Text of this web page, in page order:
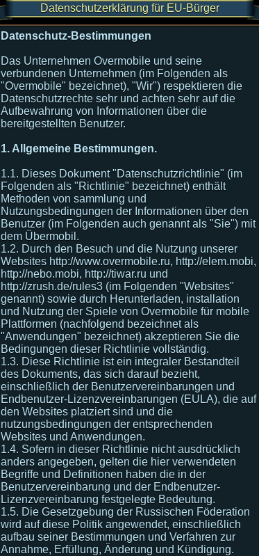
Datenschutzerklärung für EU-Bürger
Datenschutz-Bestimmungen
Das Unternehmen Overmobile und seine
verbundenen Unternehmen (im Folgenden als
"Overmobile" bezeichnet), "Wir") respektieren die
Datenschutzrechte sehr und achten sehr auf die
Aufbewahrung von Informationen über die
bereitgestellten Benutzer.
1. Allgemeine Bestimmungen.
1.1. Dieses Dokument "Datenschutzrichtlinie" (im
Folgenden als "Richtlinie" bezeichnet) enthält
Methoden von sammlung und
Nutzungsbedingungen der Informationen über den
Benutzer (im Folgenden auch genannt als "Sie") mit
dem Übermobil.
1.2. Durch den Besuch und die Nutzung unserer
Websites http://www.overmobile.ru, http://elem.mobi,
http://nebo.mobi, http://tiwar.ru und
http://zrush.de/rules3 (im Folgenden "Websites"
genannt) sowie durch Herunterladen, installation
und Nutzung der Spiele von Overmobile für mobile
Plattformen (nachfolgend bezeichnet als
"Anwendungen" bezeichnet) akzeptieren Sie die
Bedingungen dieser Richtlinie vollständig.
1.3. Diese Richtlinie ist ein integraler Bestandteil
des Dokuments, das sich darauf bezieht,
einschließlich der Benutzervereinbarungen und
Endbenutzer-Lizenzvereinbarungen (EULA), die auf
den Websites platziert sind und die
nutzungsbedingungen der entsprechenden
Websites und Anwendungen.
1.4. Sofern in dieser Richtlinie nicht ausdrücklich
anders angegeben, gelten die hier verwendeten
Begriffe und Definitionen haben die in der
Benutzervereinbarung und der Endbenutzer-
Lizenzvereinbarung festgelegte Bedeutung.
1.5. Die Gesetzgebung der Russischen Föderation
wird auf diese Politik angewendet, einschließlich
aufbau seiner Bestimmungen und Verfahren zur
Annahme, Erfüllung, Änderung und Kündigung.